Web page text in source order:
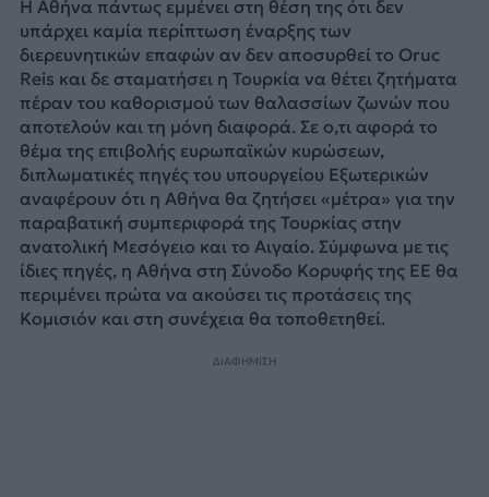
Η Αθήνα πάντως εμμένει στη θέση της ότι δεν
υπάρχει καμία περίπτωση έναρξης των
διερευνητικών επαφών αν δεν αποσυρθεί το Oruc
Reis και δε σταματήσει η Τουρκία να θέτει ζητήματα
πέραν του καθορισμού των θαλασσίων ζωνών που
αποτελούν και τη μόνη διαφορά. Σε ο,τι αφορά το
θέμα της επιβολής ευρωπαϊκών κυρώσεων,
διπλωματικές πηγές του υπουργείου Εξωτερικών
αναφέρουν ότι η Αθήνα θα ζητήσει «μέτρα» για την
παραβατική συμπεριφορά της Τουρκίας στην
ανατολική Μεσόγειο και το Αιγαίο. Σύμφωνα με τις
ίδιες πηγές, η Αθήνα στη Σύνοδο Κορυφής της ΕΕ θα
περιμένει πρώτα να ακούσει τις προτάσεις της
Κομισιόν και στη συνέχεια θα τοποθετηθεί.
ΔΙΑΦΗΜΙΣΗ